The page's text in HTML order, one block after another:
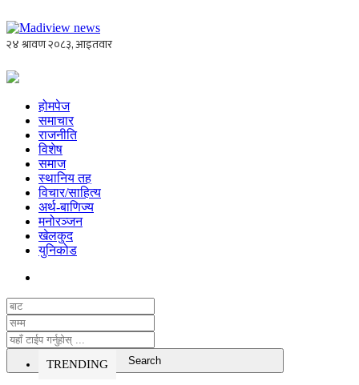
होमपेज
समाचार
राजनीति
विशेष
समाज
स्थानिय तह
विचार/साहित्य
अर्थ-बाणिज्य
मनोरञ्जन
खेलकुद
युनिकोड
TRENDING